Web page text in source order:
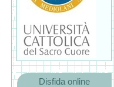
Disfida online